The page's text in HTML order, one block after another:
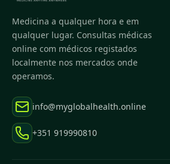
Medicina a qualquer hora e em
qualquer lugar. Consultas médicas
online com médicos registados
localmente nos mercados onde
operamos.
info@myglobalhealth.online
+351 919990810